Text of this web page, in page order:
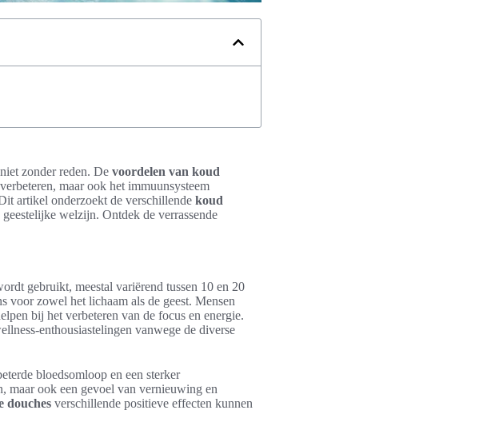
zonder reden. De voordelen van koud
maar ook het immuunsysteem
artikel onderzoekt de verschillende koud
welzijn. Ontdek de verrassende
gebruikt, meestal variërend tussen 10 en 20
voor zowel het lichaam als de geest. Mensen
bij het verbeteren van de focus en energie.
enthousiastelingen vanwege de diverse
bloedsomloop en een sterker
maar ook een gevoel van vernieuwing en
douches verschillende positieve effecten kunnen